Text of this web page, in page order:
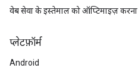
वेब सेवा के इस्तेमाल को ऑप्टिमाइज़ करना
प्‍लेटफ़ॉर्म
Android